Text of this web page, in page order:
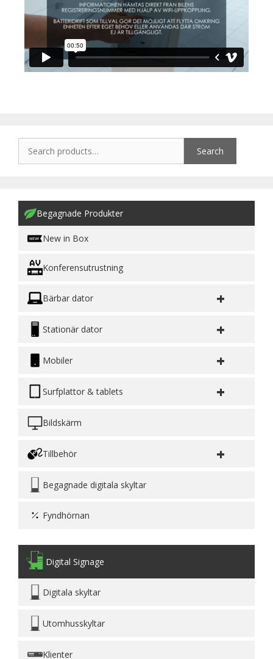
Search
Begagnade Produkter
New in Box
Konferensutrustning
Bärbar dator +
Stationär dator +
Mobiler +
Surfplattor & tablets +
Bildskärm
Tillbehör +
Begagnade digitala skyltar
Fyndhörnan
Digital Signage
Digitala skyltar
Utomhusskyltar
Klienter